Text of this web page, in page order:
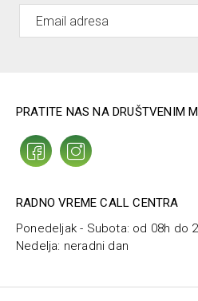
PRATITE NAS NA DRUŠTVENIM
RADNO VREME CALL CENTRA
Ponedeljak - Subota: od 08h do
Nedelja: neradni dan